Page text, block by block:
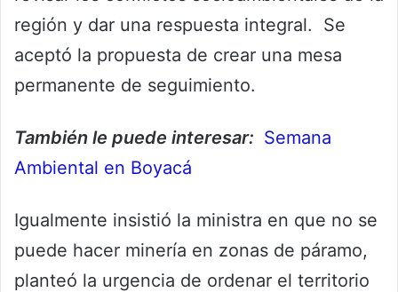
región y dar una respuesta integral. Se
aceptó la propuesta de crear una mesa
permanente de seguimiento.
También le puede interesar: Semana
Ambiental en Boyacá
Igualmente insistió la ministra en que no se
puede hacer minería en zonas de páramo,
planteó la urgencia de ordenar el territorio